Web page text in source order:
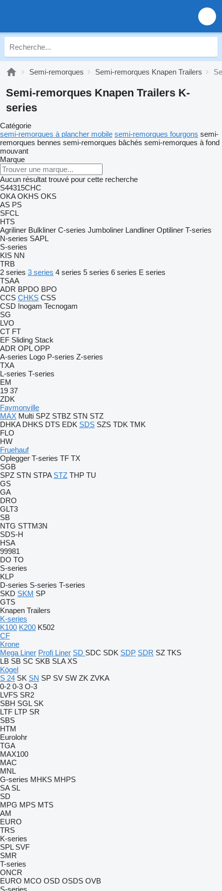
Semi-remorques Semi-remorques Knapen Trailers
Semi-remorques Knapen Trailers K-
series
Catégorie
semi-remorques à plancher mobile semi-remorques fourgons semi-
remorques bennes semi-remorques bâchés semi-remorques à fond
mouvant
Marque
Aucun résultat trouvé pour cette recherche
S44315CHC
OKA OKHS OKS
AS PS
SFCL
HTS
Agriliner Bulkliner C-series Jumboliner Landliner Optiliner T-series
N-series SAPL
S-series
KIS NN
TRB
2 series 3 series 4 series 5 series 6 series E series
TSAA
ADR BPDO BPO
CCS CHKS CSS
CSD Inogam Tecnogam
SG
LVO
CT FT
EF Sliding Stack
ADR OPL OPP
A-series Logo P-series Z-series
TXA
L-series T-series
EM
19 37
ZDK
Faymonville
MAX Multi SPZ STBZ STN STZ
DHKA DHKS DTS EDK SDS SZS TDK TMK
FLO
HW
Fruehauf
Oplegger T-series TF TX
SGB
SPZ STN STPA STZ THP TU
GS
GA
DRO
GLT3
SB
NTG STTM3N
SDS-H
HSA
99981
DO TO
S-series
KLP
D-series S-series T-series
SKD SKM SP
GTS
Knapen Trailers
K-series
K100 K200 K502
CF
Krone
Mega Liner Profi Liner SD SDC SDK SDP SDR SZ TKS
LB SB SC SKB SLA XS
Kögel
S 24 SK SN SP SV SW ZK ZVKA
0-2 0-3 O-3
LVFS SR2
SBH SGL SK
LTF LTP SR
SBS
HTM
Eurolohr
TGA
MAX100
MAC
MNL
G-series MHKS MHPS
SA SL
SD
MPG MPS MTS
AM
EURO
TRS
K-series
SPL SVF
SMR
T-series
ONCR
EURO MCO OSD OSDS OVB
S-series